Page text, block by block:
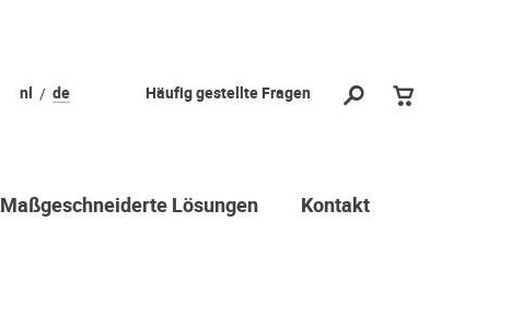
Häufig gestellte Fragen
nl de
Maßgeschneiderte Lösungen Kontakt